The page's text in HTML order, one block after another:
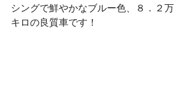
シングで鮮やかなブルー色、８．２万
キロの良質車です！